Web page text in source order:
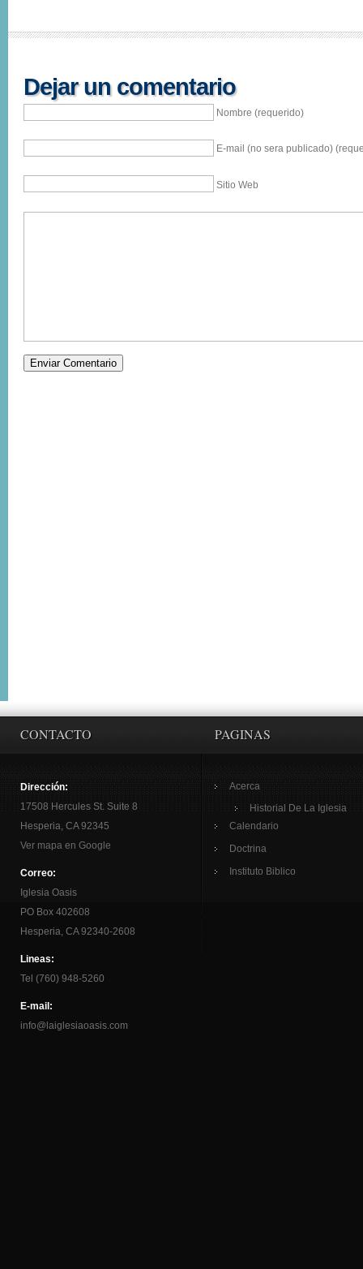
Dejar un comentario
Nombre (requerido)
E-mail (no sera publicado)
Sitio Web
CONTACTO
Dirección:
17508 Hercules St. Suite 8
Hesperia, CA 92345
Ver mapa en Google
Correo:
Iglesia Oasis
PO Box 402608
Hesperia, CA 92340-2608
Lineas:
Tel (760) 948-5260
E-mail:
info@laiglesiaoasis.com
PAGINAS
Acerca
Historial De La Iglesia
Calendario
Doctrina
Instituto Biblico